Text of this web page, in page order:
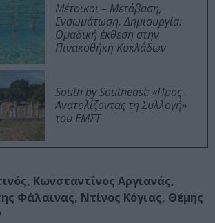
Μέτοικοι – Μετάβαση,
Ενσωμάτωση, Δημιουργία:
Ομαδική έκθεση στην
Πινακοθήκη Κυκλάδων
South by Southeast: «Προς-
Ανατολίζοντας τη Συλλογή»
του ΕΜΣΤ
Κωνσταντίνος Αργιανάς,
Φάλαινας, Ντίνος Κόγιας, Θέμης